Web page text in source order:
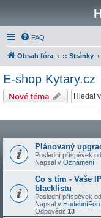
FAQ
Obsah fóra :: Stránky
E-shop Kytary.cz
Nové téma
Plánovaný
Poslední příspěvek od
Napsal v Oznámení
Co s tím - Vaše
blacklistu
Poslední příspěvek od
Napsal v
Odpovědi: 13